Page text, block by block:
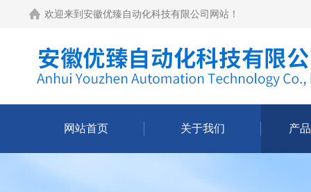
欢迎来到 安徽优臻自动化科技有限公司网站 ！
网站首页 关于我们 产